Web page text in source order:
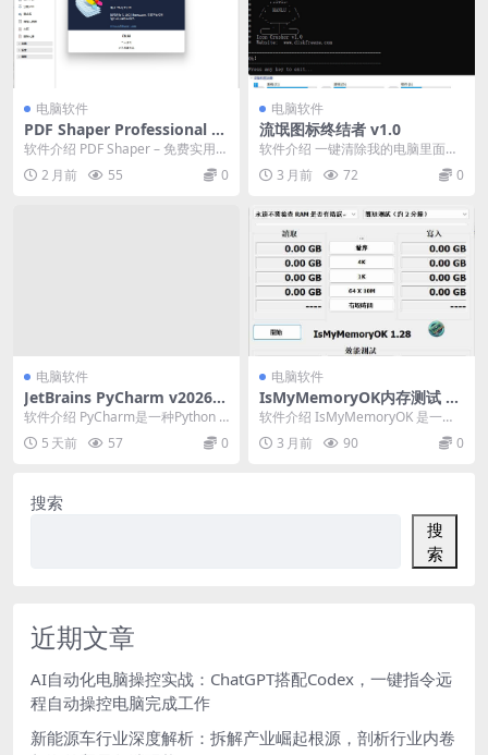
电脑软件
PDF Shaper Professional v1
5.6
软件介绍 PDF Shaper – 免费实用的
全能PDF工具箱！这款PDF转换器...
2 月前 55 0
电脑软件
流氓图标终结者 v1.0
软件介绍 一键清除我的电脑里面软
件图标删除工具，还你一个干净的
电脑。 软件截图
3 月前 72 0
电脑软件
JetBrains PyCharm v2026.
2.0.0高级版
软件介绍 PyCharm是一种Python I
DE（Integrated Dev...
5 天前 57 0
电脑软件
IsMyMemoryOK内存测试 v
1.33绿色版
软件介绍 IsMyMemoryOK 是一款
轻量级内存诊断工具，专注于帮助
用户快速...
3 月前 90 0
搜索
搜
索
近期文章
AI自动化电脑操控实战：ChatGPT搭配Codex，一键指令远
程自动操控电脑完成工作
新能源车行业深度解析：拆解产业崛起根源，剖析行业内卷